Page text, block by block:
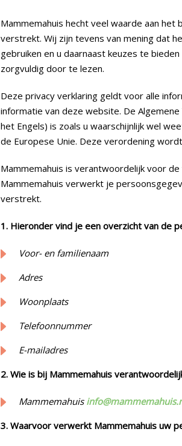
Mammemahuis hecht veel waarde aan
verstrekt. Wij zijn tevens van mening dat
gebruiken en u daarnaast keuzes te
zorgvuldig door te lezen.
Deze privacy verklaring geldt voor alle
informatie van deze website. De
het Engels) is zoals u waarschijnlijk wel
de Europese Unie. Deze verordening
Mammemahuis is verantwoordelijk voor
Mammemahuis verwerkt je
verstrekt.
1. Hieronder vind je een overzicht van de
Voor- en familienaam
Adres
Woonplaats
Telefoonnummer
E-mailadres
2. Wie is bij Mammemahuis
Mammemahuis
3. Waarvoor verwerkt Mammemahuis uw